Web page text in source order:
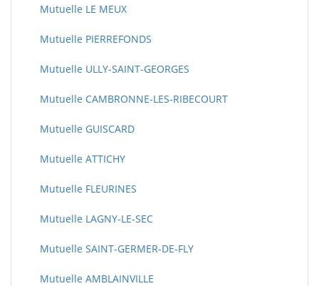
Mutuelle LE MEUX
Mutuelle PIERREFONDS
Mutuelle ULLY-SAINT-GEORGES
Mutuelle CAMBRONNE-LES-RIBECOURT
Mutuelle GUISCARD
Mutuelle ATTICHY
Mutuelle FLEURINES
Mutuelle LAGNY-LE-SEC
Mutuelle SAINT-GERMER-DE-FLY
Mutuelle AMBLAINVILLE